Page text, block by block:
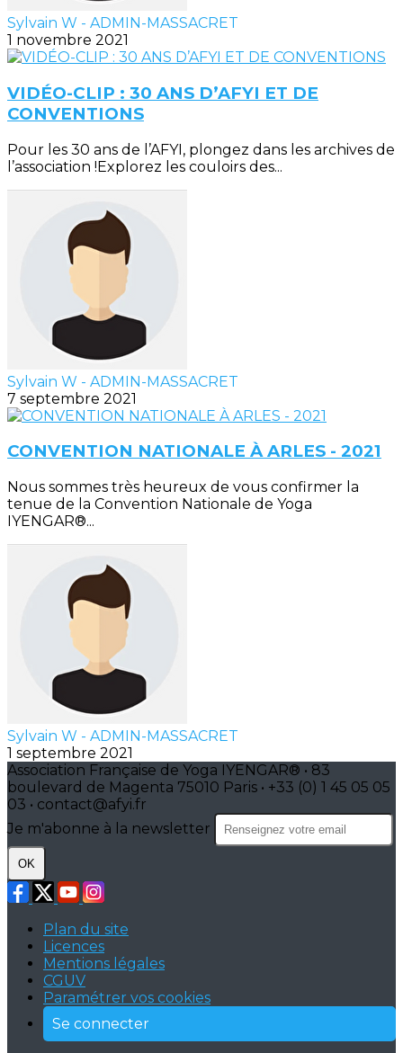
Sylvain W - ADMIN-MASSACRET
1 novembre 2021
VIDÉO-CLIP : 30 ANS D’AFYI ET DE
CONVENTIONS
Pour les 30 ans de l’AFYI, plongez dans les archives de
l’association !Explorez les couloirs des...
Sylvain W - ADMIN-MASSACRET
7 septembre 2021
CONVENTION NATIONALE À ARLES - 2021
Nous sommes très heureux de vous confirmer la
tenue de la Convention Nationale de Yoga
IYENGAR®...
Sylvain W - ADMIN-MASSACRET
1 septembre 2021
Association Française de Yoga IYENGAR® • 83
boulevard de Magenta 75010 Paris • +33 (0) 1 45 05 05
03 • contact@afyi.fr
Je m'abonne à la newsletter
OK
Plan du site
Licences
Mentions légales
CGUV
Paramétrer vos cookies
Se connecter